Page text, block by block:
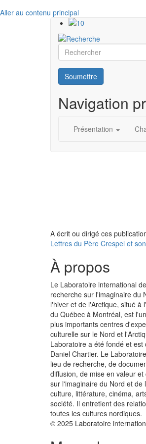
Aller au contenu principal
Rechercher
Soumettre
Navigation
Présentation
A écrit ou dirigé ces
Lettres du Père Crespel et
À propos
Le Laboratoire international de
recherche sur l'imaginaire du
l'hiver et de l'Arctique, situé à
du Québec à Montréal, est
plus importants centres
culturelle sur le Nord et
Laboratoire a été fondé et est
Daniel Chartier. Le
lieu de recherche, de
diffusion, de mise en valeur
sur l'imaginaire du Nord et de
culture, littérature, cinéma,
société. Il entretient des
toutes les cultures nordiques.
© 2025 Laboratoire